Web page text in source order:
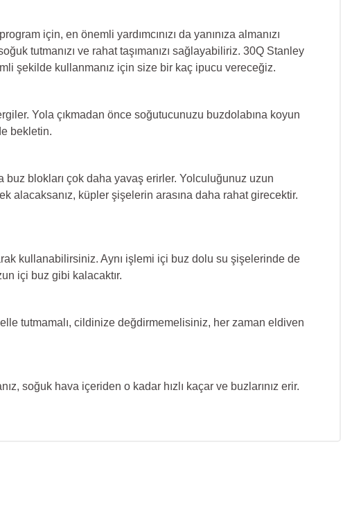
için, en önemli yardımcınızı da yanınıza almanızı
tutmanızı ve rahat taşımanızı sağlayabiliriz. 30Q Stanley
şekilde kullanmanız için size bir kaç ipucu vereceğiz.
Yola çıkmadan önce soğutucunuzu buzdolabına koyun
bekletin.
blokları çok daha yavaş erirler. Yolculuğunuz uzun
alacaksanız, küpler şişelerin arasına daha rahat girecektir.
kullanabilirsiniz. Aynı işlemi içi buz dolu su şişelerinde de
içi buz gibi kalacaktır.
tutmamalı, cildinize değdirmemelisiniz, her zaman eldiven
soğuk hava içeriden o kadar hızlı kaçar ve buzlarınız erir.